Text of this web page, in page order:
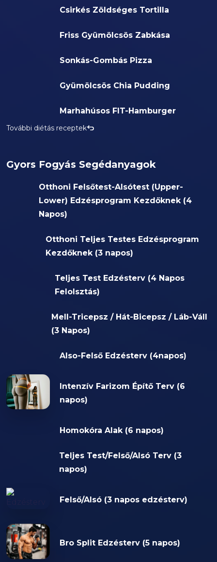
Csirkés Zöldséges Tortilla
Friss Gyümölcsös Zabkása
Sonkás-Gombás Pizza
Gyümölcsös Chia Pudding
Marhahúsos FIT-Hamburger
További diétás receptek
Gyors Fogyás Segédanyagok
Otthoni Felsőtest-Alsótest (Upper-
Lower) Edzésprogram Kezdőknek (4
Napos)
Otthoni Teljes Testes Edzésprogram
Kezdőknek (3 napos)
Teljes Test Edzésterv (4 Napos
Felolsztás)
Mell-Tricepsz / Hát-Bicepsz / Láb-Váll
(3 Napos)
Also-Felső Edzésterv (4napos)
Intenzív Farizom Építő Terv (6
napos)
Homokóra Alak (6 napos)
Teljes Test/Felső/Alsó Terv (3
napos)
Felső/Alsó (3 napos edzésterv)
Bro Split Edzésterv (5 napos)